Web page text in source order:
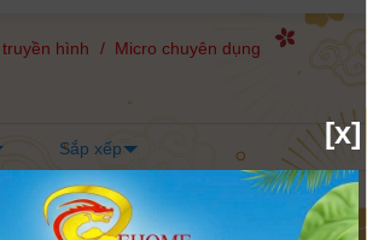
hình / Micro chuyên dụng
Sắp xếp
-8%
[x]